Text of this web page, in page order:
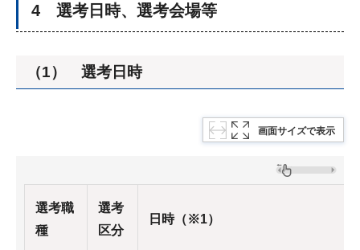
4 選考日時、選考会場等
（1） 選考日時
画面サイズで表示
選考職
種
選考
区分
日時（※1）